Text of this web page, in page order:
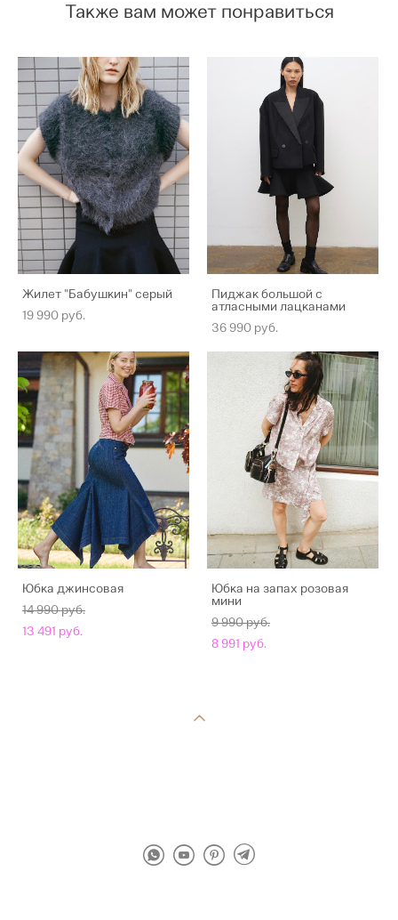
Также вам может понравиться
Жилет "Бабушкин" серый
19 990 pуб.
Пиджак большой с
атласными лацканами
36 990 pуб.
Юбка джинсовая
14 990 pуб.
13 491 pуб.
Юбка на запах розовая
мини
9 990 pуб.
8 991 pуб.